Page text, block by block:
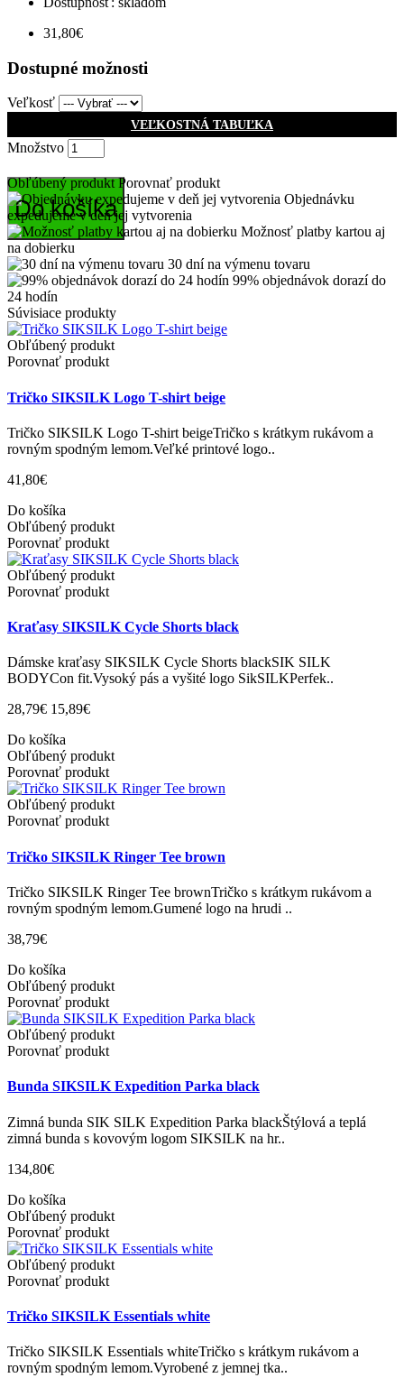
31,80€
Dostupné možnosti
Veľkosť
VEĽKOSTNÁ TABUĽKA
Množstvo
Do košíka
Obľúbený produkt Porovnať produkt
Objednávku
expedujeme v deň jej vytvorenia
Možnosť platby kartou aj
na dobierku
30 dní na výmenu tovaru
99% objednávok dorazí do
24 hodín
Súvisiace produkty
Obľúbený produkt
Porovnať produkt
Tričko SIKSILK Logo T-shirt beige
Tričko SIKSILK Logo T-shirt beigeTričko s krátkym rukávom a
rovným spodným lemom.Veľké printové logo..
41,80€
Do košíka
Obľúbený produkt
Porovnať produkt
Obľúbený produkt
Porovnať produkt
Kraťasy SIKSILK Cycle Shorts black
Dámske kraťasy SIKSILK Cycle Shorts blackSIK SILK
BODYCon fit.Vysoký pás a vyšité logo SikSILKPerfek..
28,79€ 15,89€
Do košíka
Obľúbený produkt
Porovnať produkt
Obľúbený produkt
Porovnať produkt
Tričko SIKSILK Ringer Tee brown
Tričko SIKSILK Ringer Tee brownTričko s krátkym rukávom a
rovným spodným lemom.Gumené logo na hrudi ..
38,79€
Do košíka
Obľúbený produkt
Porovnať produkt
Obľúbený produkt
Porovnať produkt
Bunda SIKSILK Expedition Parka black
Zimná bunda SIK SILK Expedition Parka blackŠtýlová a teplá
zimná bunda s kovovým logom SIKSILK na hr..
134,80€
Do košíka
Obľúbený produkt
Porovnať produkt
Obľúbený produkt
Porovnať produkt
Tričko SIKSILK Essentials white
Tričko SIKSILK Essentials whiteTričko s krátkym rukávom a
rovným spodným lemom.Vyrobené z jemnej tka..